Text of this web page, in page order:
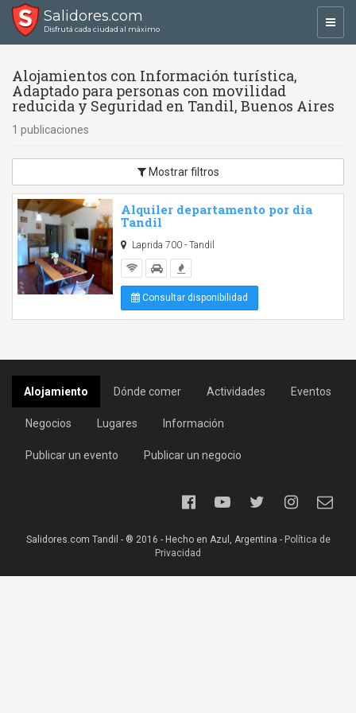
Salidores.com
Disfrutá cada ciudad al máximo
Alojamientos con Información turística,
Adaptado para personas con movilidad
reducida y Seguridad en Tandil, Buenos Aires
1 publicaciones
Mostrar filtros
Alquiler departamento por dia
Tandil
Laprida 700 - Tandil
Consultar disponibilidad
Alojamiento Dónde comer Actividades Eventos
Negocios Lugares Información
Publicar un evento Publicar un negocio
Salidores.com Tandil - ® 2016 - Hecho en Azul, Argentina - Política de
Privacidad